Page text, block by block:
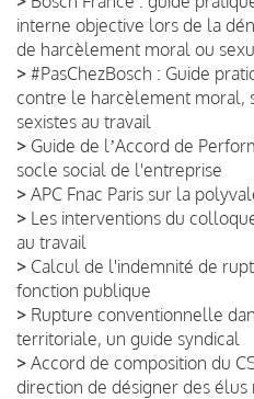
interne objective lors de la
de harcèlement moral ou
> #PasChezBosch : Guide
contre le harcèlement moral,
sexistes au travail
> Guide de lʼAccord de
socle social de l'entreprise
> APC Fnac Paris sur la
> Les interventions du
au travail
> Calcul de l'indemnité de
fonction publique
> Rupture conventionnelle
territoriale, un guide syndical
> Accord de composition du
direction de désigner des élus